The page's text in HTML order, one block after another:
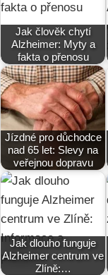
Jak člověk chytí
Alzheimer: Myty a
fakta o přenosu
Jízdné pro důchodce
nad 65 let: Slevy na
veřejnou dopravu
Jak dlouho funguje
Alzheimer centrum ve
Zlíně:…